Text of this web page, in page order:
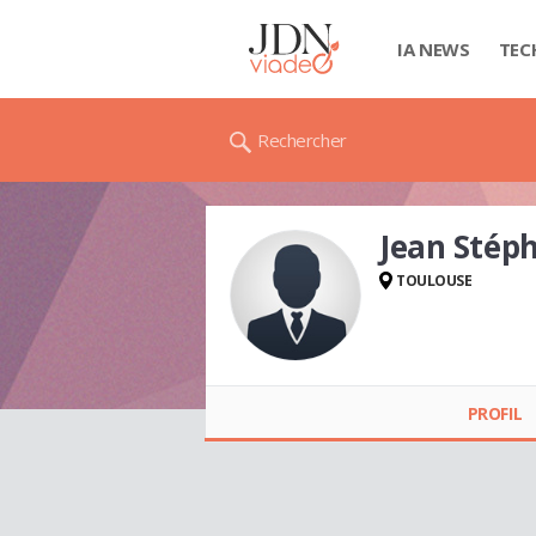
IA NEWS
Rechercher
Jean
TOULOUSE
PROFIL